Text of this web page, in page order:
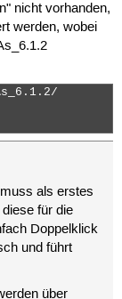
nicht vorhanden,
werden, wobei
als erstes
für die
Doppelklick
und führt
über